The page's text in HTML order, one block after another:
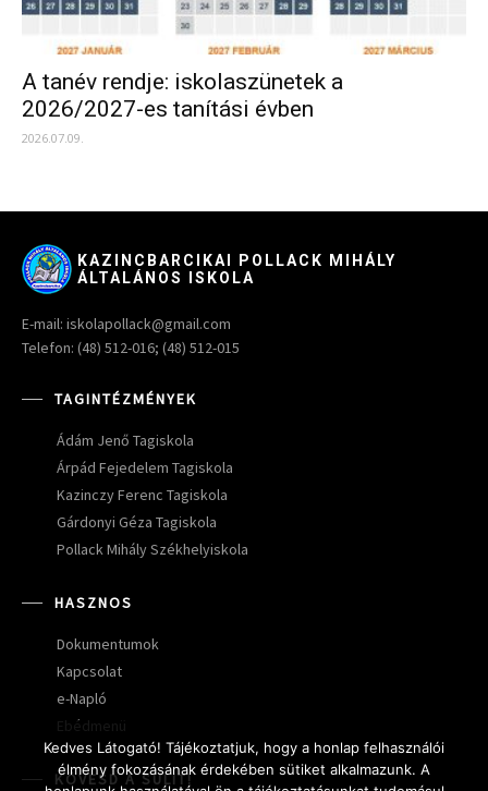
A tanév rendje: iskolaszünetek a
2026/2027-es tanítási évben
2026.07.09.
KAZINCBARCIKAI POLLACK MIHÁLY
ÁLTALÁNOS ISKOLA
E-mail: iskolapollack@gmail.com
Telefon: (48) 512-016; (48) 512-015
TAGINTÉZMÉNYEK
Ádám Jenő Tagiskola
Árpád Fejedelem Tagiskola
Kazinczy Ferenc Tagiskola
Gárdonyi Géza Tagiskola
Pollack Mihály Székhelyiskola
HASZNOS
Dokumentumok
Kapcsolat
e-Napló
Ebédmenü
KÖVESD A SULIT!
Kedves Látogató! Tájékoztatjuk, hogy a honlap felhasználói
élmény fokozásának érdekében sütiket alkalmazunk. A